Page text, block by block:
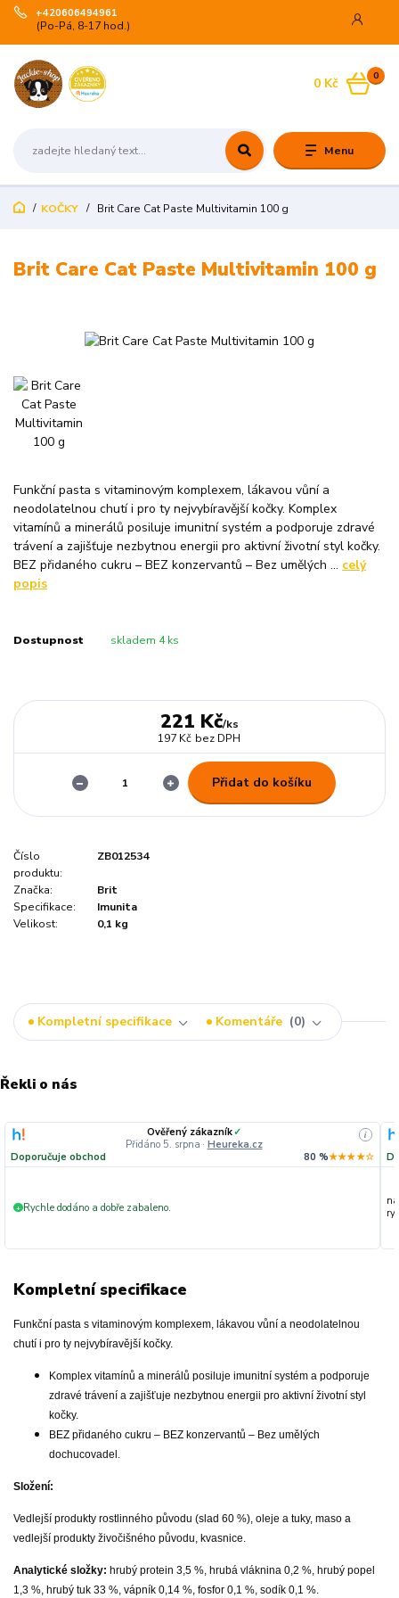
Menu
+420606494961
(Po-Pá, 8-17 hod.)
0
0 Kč
KOČKY Brit Care Cat Paste Multivitamin 100 g
Brit Care Cat Paste Multivitamin 100 g
Funkční pasta s vitaminovým komplexem, lákavou vůní a
neodolatelnou chutí i pro ty nejvybíravější kočky. Komplex
vitamínů a minerálů posiluje imunitní systém a podporuje zdravé
trávení a zajišťuje nezbytnou energii pro aktivní životní styl kočky.
BEZ přidaného cukru – BEZ konzervantů – Bez umělých ... celý
popis
Dostupnost skladem 4 ks
221 Kč/ks
197 Kč bez DPH
Přidat do košíku
Číslo
produktu:
ZB012534
Značka:
Brit
Specifikace:
Imunita
Velikost:
0,1 kg
Kompletní specifikace Komentáře 0
Řekli o nás
Ověřený zákazník✓
Přidáno 5. srpna · Heureka.cz
i
Doporučuje obchod 80 %★★★★☆
+ Rychle dodáno a dobře zabaleno.
Kompletní specifikace
Funkční pasta s vitaminovým komplexem, lákavou vůní a neodolatelnou
chutí i pro ty nejvybíravější kočky.
Komplex vitamínů a minerálů posiluje imunitní systém a podporuje
zdravé trávení a zajišťuje nezbytnou energii pro aktivní životní styl
kočky.
BEZ přidaného cukru – BEZ konzervantů – Bez umělých
dochucovadel.
Složení:
Vedlejší produkty rostlinného původu (slad 60 %), oleje a tuky, maso a
vedlejší produkty živočišného původu, kvasnice.
Analytické složky: hrubý protein 3,5 %, hrubá vláknina 0,2 %, hrubý popel
1,3 %, hrubý tuk 33 %, vápník 0,14 %, fosfor 0,1 %, sodík 0,1 %.